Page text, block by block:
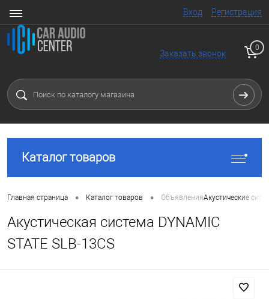
Вход Регистрация
Заказать звонок
0
Каталог товаров
Главная страница • Каталог товаров • ОбъявленияАкустические
Акустическая система DYNAMIC
STATE SLB-13CS